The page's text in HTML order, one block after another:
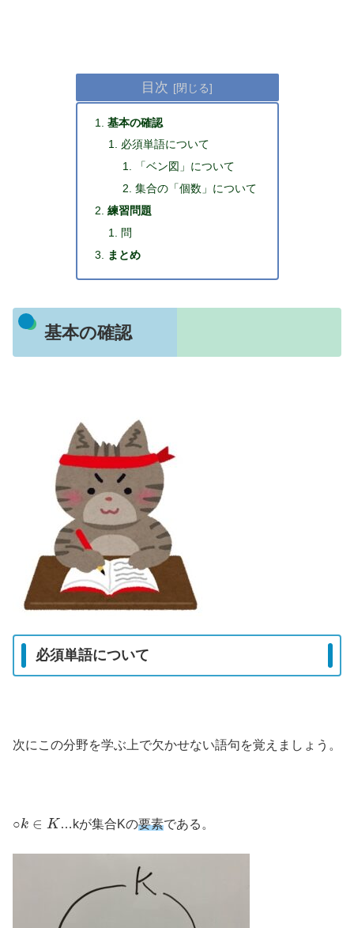
目次
基本の確認
必須単語について
「ベン図」について
集合の「個数」について
練習問題
問
まとめ
基本の確認
必須単語について
次にこの分野を学ぶ上で欠かせない語句を覚えましょう。
○
k K
…kが集合Kの要素である。